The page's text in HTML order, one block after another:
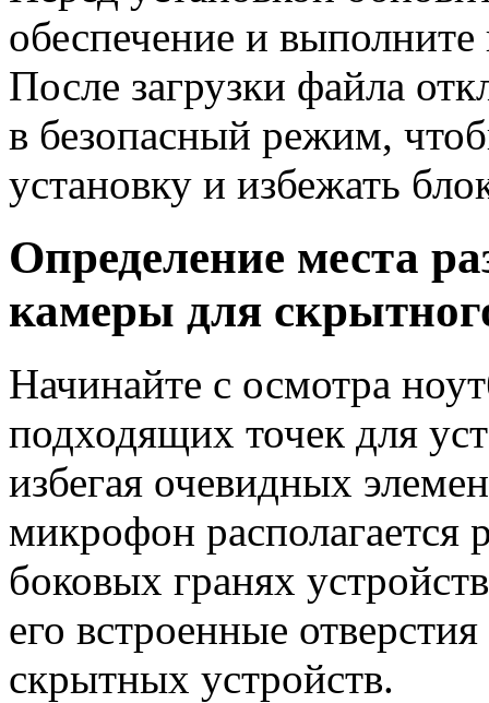
обеспечение и
После загрузки файла
в безопасный режим,
установку и избежать
Определение места
камеры для
Начинайте с осмотра
подходящих точек для
избегая очевидных
микрофон располагается
боковых гранях
его встроенные
скрытных устройств.